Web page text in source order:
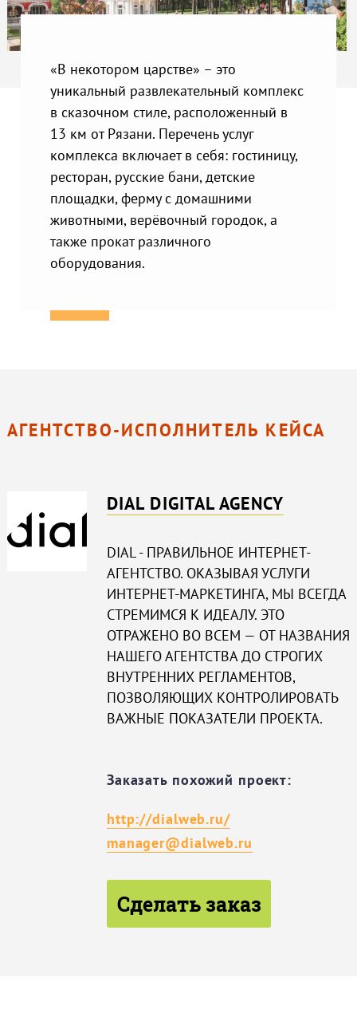
«В некотором царстве» – это
уникальный развлекательный комплекс
в сказочном стиле, расположенный в
13 км от Рязани. Перечень услуг
комплекса включает в себя: гостиницу,
ресторан, русские бани, детские
площадки, ферму с домашними
животными, верёвочный городок, а
также прокат различного
оборудования.
АГЕНТСТВО-ИСПОЛНИТЕЛЬ КЕЙСА
DIAL DIGITAL AGENCY
DIAL - ПРАВИЛЬНОЕ ИНТЕРНЕТ-
АГЕНТСТВО. ОКАЗЫВАЯ УСЛУГИ
ИНТЕРНЕТ-МАРКЕТИНГА, МЫ ВСЕГДА
СТРЕМИМСЯ К ИДЕАЛУ. ЭТО
ОТРАЖЕНО ВО ВСЕМ — ОТ НАЗВАНИЯ
НАШЕГО АГЕНТСТВА ДО СТРОГИХ
ВНУТРЕННИХ РЕГЛАМЕНТОВ,
ПОЗВОЛЯЮЩИХ КОНТРОЛИРОВАТЬ
ВАЖНЫЕ ПОКАЗАТЕЛИ ПРОЕКТА.
Заказать похожий проект:
http://dialweb.ru/
manager@dialweb.ru
Сделать заказ